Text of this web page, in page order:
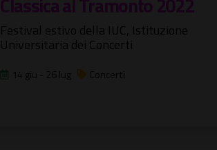
Festival estivo della IUC, Istituzione
Universitaria dei Concerti
14 giu - 26 lug Concerti